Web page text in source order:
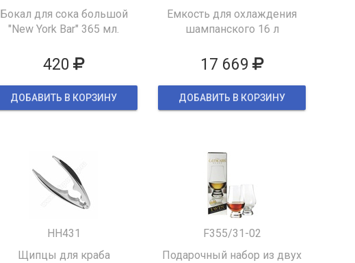
Бокал для сока большой
"New York Bar" 365 мл.
420
ДОБАВИТЬ В КОРЗИНУ
Емкость для охлаждения
шампанского 16 л
17 669
ДОБАВИТЬ В КОРЗИНУ
HH431
Щипцы для краба
F355/31-02
Подарочный набор из двух